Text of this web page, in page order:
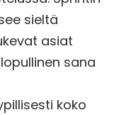
sieltä
asiat
sana
koko